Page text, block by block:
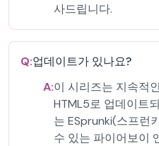
사드립니다.
Q:업데이트가 있나요?
A:이 시리즈는 지속적
HTML5로 업데이트
는 ESprunki(스프런
수 있는 파이어보이